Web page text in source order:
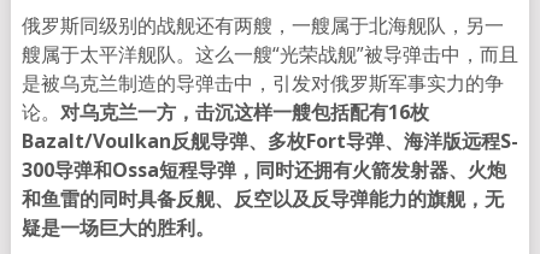
俄罗斯同级别的战舰还有两艘，一艘属于北海舰队，另一
艘属于太平洋舰队。这么一艘“光荣战舰”被导弹击中，而且
是被乌克兰制造的导弹击中，引发对俄罗斯军事实力的争
论。 对乌克兰一方，击沉这样一艘包括配有16枚
Bazalt/Voulkan反舰导弹、多枚Fort导弹、海洋版远程S-
300导弹和Ossa短程导弹，同时还拥有火箭发射器、火炮
和鱼雷的同时具备反舰、反空以及反导弹能力的旗舰，无
疑是一场巨大的胜利。